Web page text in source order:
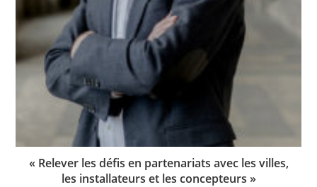
« Relever les défis en partenariats avec les villes,
les installateurs et les concepteurs »